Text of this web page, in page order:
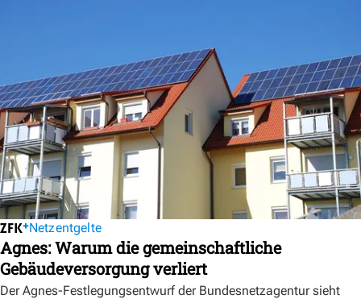
Netzentgelte
Agnes: Warum die gemeinschaftliche
Gebäudeversorgung verliert
Der Agnes-Festlegungsentwurf der Bundesnetzagentur sieht